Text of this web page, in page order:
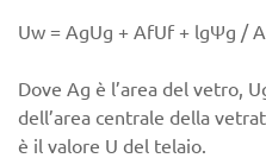
Uw = AgUg + AfUf + lgΨg /
Dove Ag è l’area del vetro,
dell’area centrale della
è il valore U del telaio.